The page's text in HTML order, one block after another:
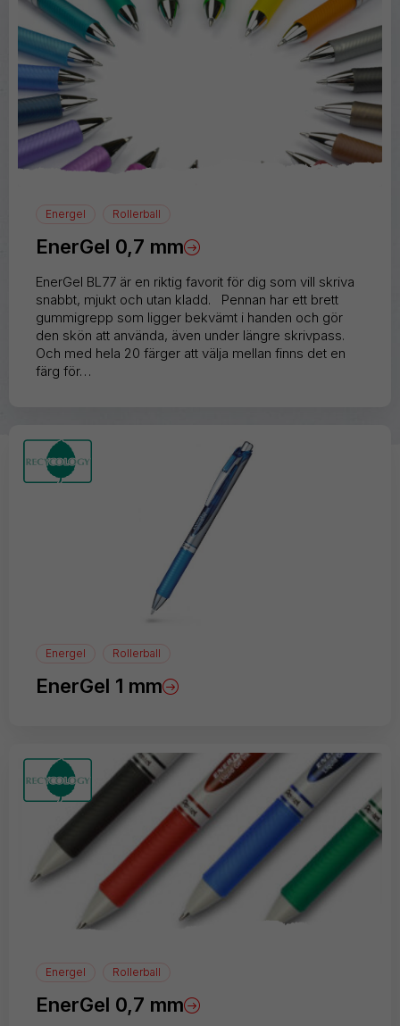
Energel Rollerball
EnerGel 0,7 mm
EnerGel BL77 är en riktig favorit för dig som vill skriva
snabbt, mjukt och utan kladd. Pennan har ett brett
gummigrepp som ligger bekvämt i handen och gör
den skön att använda, även under längre skrivpass.
Och med hela 20 färger att välja mellan finns det en
färg för…
Energel Rollerball
EnerGel 1 mm
Energel Rollerball
EnerGel 0,7 mm